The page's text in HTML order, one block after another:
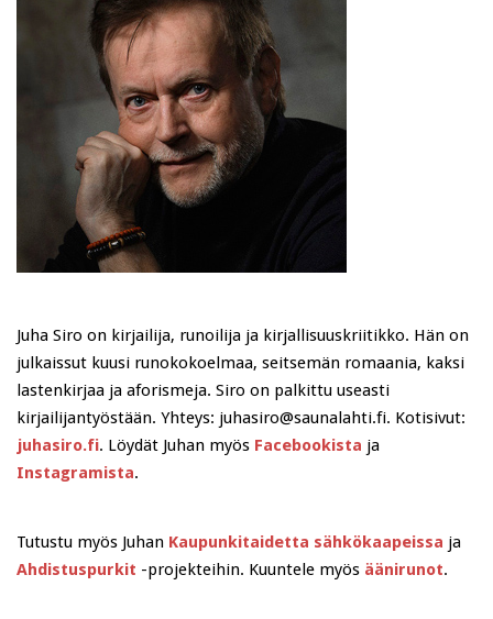
Juha Siro on kirjailija, runoilija ja kirjallisuuskriitikko. Hän on
julkaissut kuusi runokokoelmaa, seitsemän romaania, kaksi
lastenkirjaa ja aforismeja. Siro on palkittu useasti
kirjailijantyöstään. Yhteys: juhasiro@saunalahti.fi. Kotisivut:
juhasiro.fi. Löydät Juhan myös Facebookista ja
Instagramista.
Tutustu myös Juhan Kaupunkitaidetta sähkökaapeissa ja
Ahdistuspurkit -projekteihin. Kuuntele myös äänirunot.